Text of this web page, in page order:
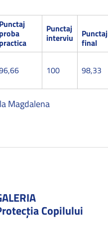
Punctaj
proba
practica
Punctaj
interviu Punctaj
final
100 98,33
Magdalena
Copilului